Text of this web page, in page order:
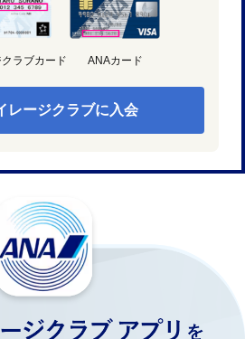
ラブカード ANAカード
レージクラブに入会